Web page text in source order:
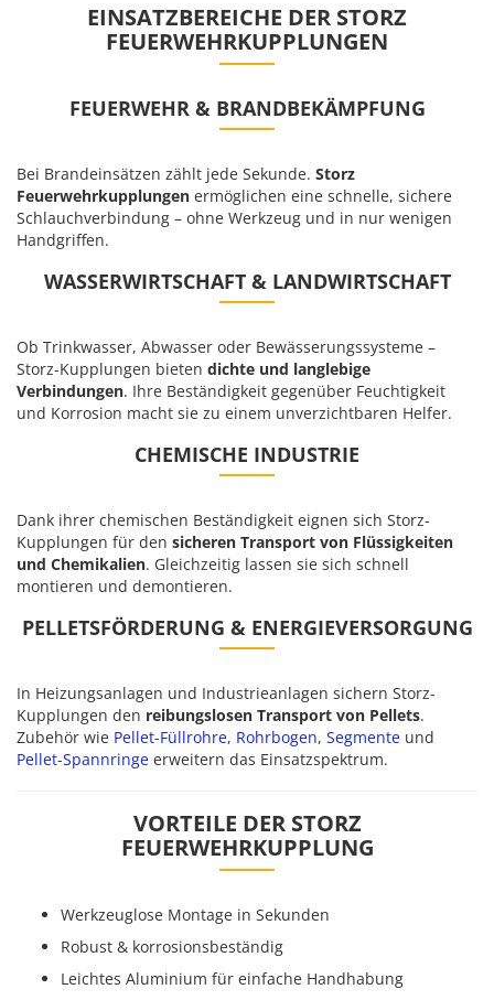
EINSATZBEREICHE DER STORZ
FEUERWEHRKUPPLUNGEN
FEUERWEHR & BRANDBEKÄMPFUNG
Bei Brandeinsätzen zählt jede Sekunde. Storz
Feuerwehrkupplungen ermöglichen eine schnelle, sichere
Schlauchverbindung – ohne Werkzeug und in nur wenigen
Handgriffen.
WASSERWIRTSCHAFT & LANDWIRTSCHAFT
Ob Trinkwasser, Abwasser oder Bewässerungssysteme –
Storz-Kupplungen bieten dichte und langlebige
Verbindungen. Ihre Beständigkeit gegenüber Feuchtigkeit
und Korrosion macht sie zu einem unverzichtbaren Helfer.
CHEMISCHE INDUSTRIE
Dank ihrer chemischen Beständigkeit eignen sich Storz-
Kupplungen für den sicheren Transport von Flüssigkeiten
und Chemikalien. Gleichzeitig lassen sie sich schnell
montieren und demontieren.
PELLETSFÖRDERUNG & ENERGIEVERSORGUNG
In Heizungsanlagen und Industrieanlagen sichern Storz-
Kupplungen den reibungslosen Transport von Pellets.
Zubehör wie Pellet-Füllrohre, Rohrbogen, Segmente und
Pellet-Spannringe erweitern das Einsatzspektrum.
VORTEILE DER STORZ
FEUERWEHRKUPPLUNG
Werkzeuglose Montage in Sekunden
Robust & korrosionsbeständig
Leichtes Aluminium für einfache Handhabung